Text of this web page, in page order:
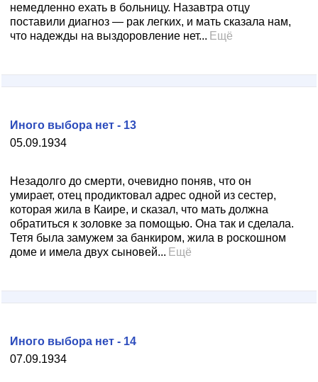
немедленно ехать в больницу. Назавтра отцу
поставили диагноз — рак легких, и мать сказала нам,
что надежды на выздоровление нет... Ещё
05.09.1934
Иного выбора нет - 13
Незадолго до смерти, очевидно поняв, что он
умирает, отец продиктовал адрес одной из сестер,
которая жила в Каире, и сказал, что мать должна
обратиться к золовке за помощью. Она так и сделала.
Тетя была замужем за банкиром, жила в роскошном
доме и имела двух сыновей... Ещё
07.09.1934
Иного выбора нет - 14